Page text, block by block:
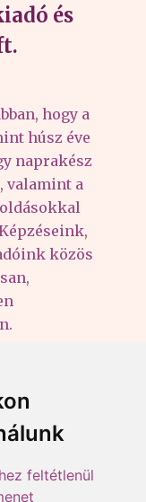
feltétlenül
és
hogy a
húsz éve
naprakész
valamint a
közös